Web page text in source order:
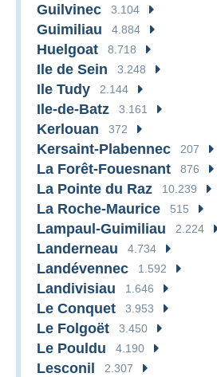
Guilvinec 3.104
Guimiliau 4.884
Huelgoat 8.718
Ile de Sein 3.248
Ile Tudy 2.144
Ile-de-Batz 3.161
Kerlouan 372
Kersaint-Plabennec 207
La Forêt-Fouesnant 876
La Pointe du Raz 10.239
La Roche-Maurice 515
Lampaul-Guimiliau 2.224
Landerneau 4.734
Landévennec 1.592
Landivisiau 1.646
Le Conquet 3.953
Le Folgoët 3.450
Le Pouldu 4.190
Lesconil 2.307